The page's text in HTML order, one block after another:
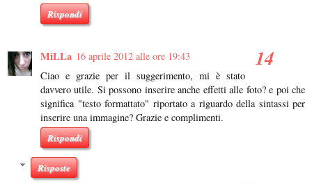
Rispondi
MiLLa 16 aprile 2012 alle ore 19:43
Ciao e grazie per il suggerimento, mi è stato
davvero utile. Si possono inserire anche effetti alle foto? e poi che
significa "testo formattato" riportato a riguardo della sintassi per
inserire una immagine? Grazie e complimenti.
Rispondi
Risposte